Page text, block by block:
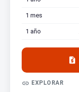
1 mes
1 año

 EXPLORAR